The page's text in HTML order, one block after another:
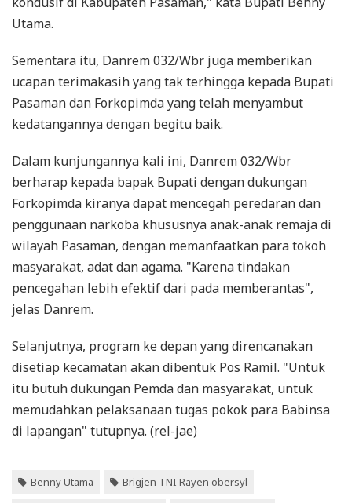
Utama.
Sementara itu, Danrem 032/Wbr juga memberikan
ucapan terimakasih yang tak terhingga kepada Bupati
Pasaman dan Forkopimda yang telah menyambut
kedatangannya dengan begitu baik.
Dalam kunjungannya kali ini, Danrem 032/Wbr
berharap kepada bapak Bupati dengan dukungan
Forkopimda kiranya dapat mencegah peredaran dan
penggunaan narkoba khususnya anak-anak remaja di
wilayah Pasaman, dengan memanfaatkan para tokoh
masyarakat, adat dan agama. "Karena tindakan
pencegahan lebih efektif dari pada memberantas",
jelas Danrem.
Selanjutnya, program ke depan yang direncanakan
disetiap kecamatan akan dibentuk Pos Ramil. "Untuk
itu butuh dukungan Pemda dan masyarakat, untuk
memudahkan pelaksanaan tugas pokok para Babinsa
di lapangan" tutupnya. (rel-jae)
Benny Utama Brigjen TNI Rayen obersyl